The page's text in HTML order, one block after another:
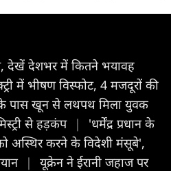
देखें देशभर में कितने भयावह
में भीषण विस्फोट, 4 मजदूरों की
पास खून से लथपथ मिला युवक
से हड़कंप |
'धर्मेंद्र प्रधान के
अस्थिर करने के विदेशी मंसूबे',
|
यूक्रेन ने ईरानी जहाज पर